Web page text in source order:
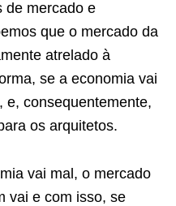
de mercado e
que o mercado da
atrelado à
se a economia vai
e, consequentemente,
os arquitetos.
vai mal, o mercado
vai e com isso, se